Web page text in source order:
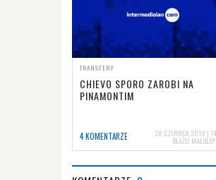
TRANSFERY
CHIEVO SPORO ZAROBI NA
PINAMONTIM
4 KOMENTARZE 28 CZERWCA 2019 |
BŁAŻEJ